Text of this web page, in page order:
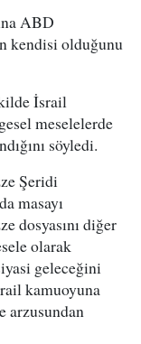
ABD
kendisi olduğunu
İsrail
meselelerde
söyledi.
Şeridi
masayı
dosyasını diğer
olarak
geleceğini
kamuoyuna
arzusundan